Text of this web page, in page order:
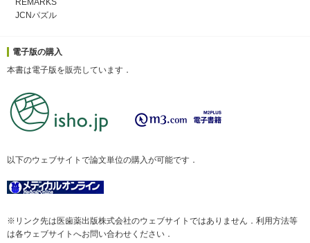
REMARKS
JCNパズル
電子版の購入
本書は電子版を販売しています．
以下のウェブサイトで論文単位の購入が可能です．
※リンク先は医歯薬出版株式会社のウェブサイトではありません．利用方法等
は各ウェブサイトへお問い合わせください．